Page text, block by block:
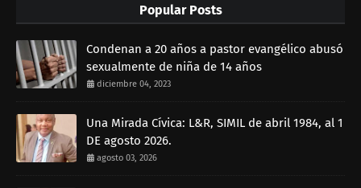
Popular Posts
Condenan a 20 años a pastor evangélico abusó
sexualmente de niña de 14 años
diciembre 04, 2023
Una Mirada Cívica: L&R, SIMIL de abril 1984, al 1
DE agosto 2026.
agosto 03, 2026